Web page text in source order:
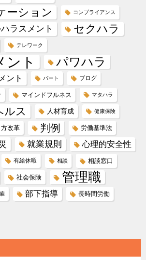
ーション コンプライアンス
ラスメント セクハラ
テレワーク
ント パワハラ
ント パート ブログ
マインドフルネス マタハラ
ルス 人材育成 健康保険
改革 判例 労働基準法
就業規則 心理的安全性
有給休暇 相談 相談窓口
社会保険 管理職
部下指導 長時間労働